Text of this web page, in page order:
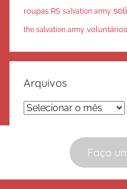
Faça
roupas RS salvation army
the salvation army voluntários
Arquivos
Arquivos